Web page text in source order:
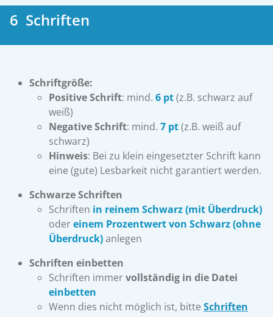
6 Schriften
Schriftgröße:
Positive Schrift: mind. 6 pt(z.B. schwarz auf
weiß)
Negative Schrift: mind. 7 pt(z.B. weiß auf
schwarz)
Hinweis: Bei zu klein eingesetzter Schrift kann
eine (gute) Lesbarkeit nicht garantiert werden.
Schwarze Schriften
Schriften in reinem Schwarz (mit Überdruck)
odereinem Prozentwert von Schwarz (ohne
Überdruck)anlegen
Schriften einbetten
Schriften immervollständig in die Datei
einbetten
Wenn dies nicht möglich ist, bitte Schriften